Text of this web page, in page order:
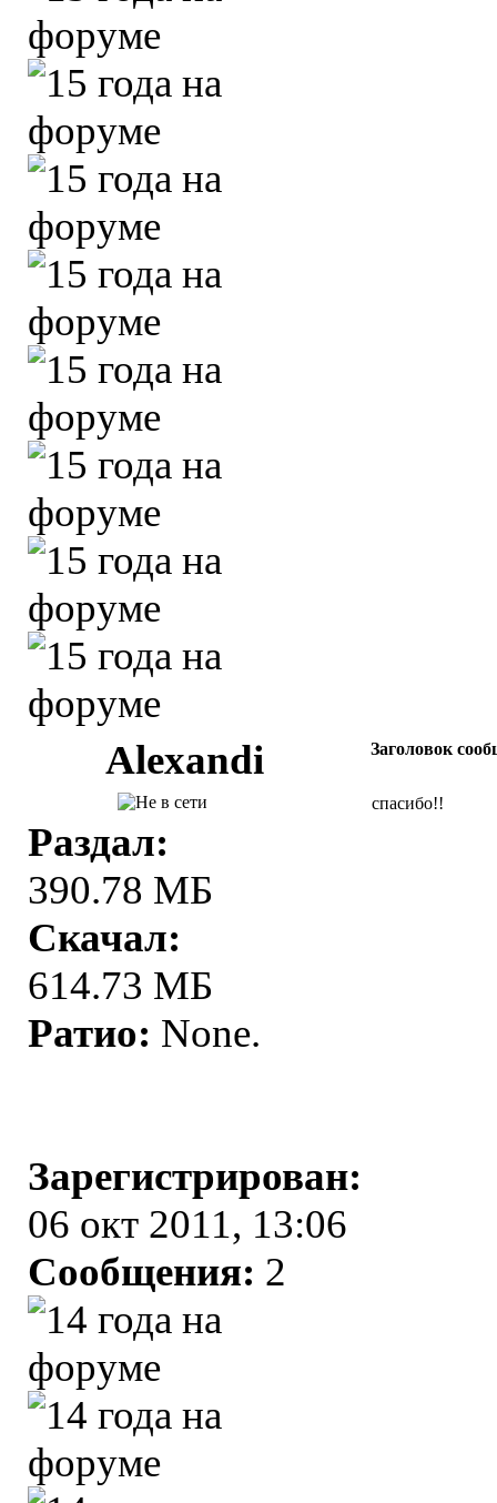
Alexandi Заголовок
Раздал:
390.78 МБ
Скачал:
614.73 МБ
Ратио: None.
Зарегистрирован:
06 окт 2011, 13:06
Сообщения: 2
спасибо!!